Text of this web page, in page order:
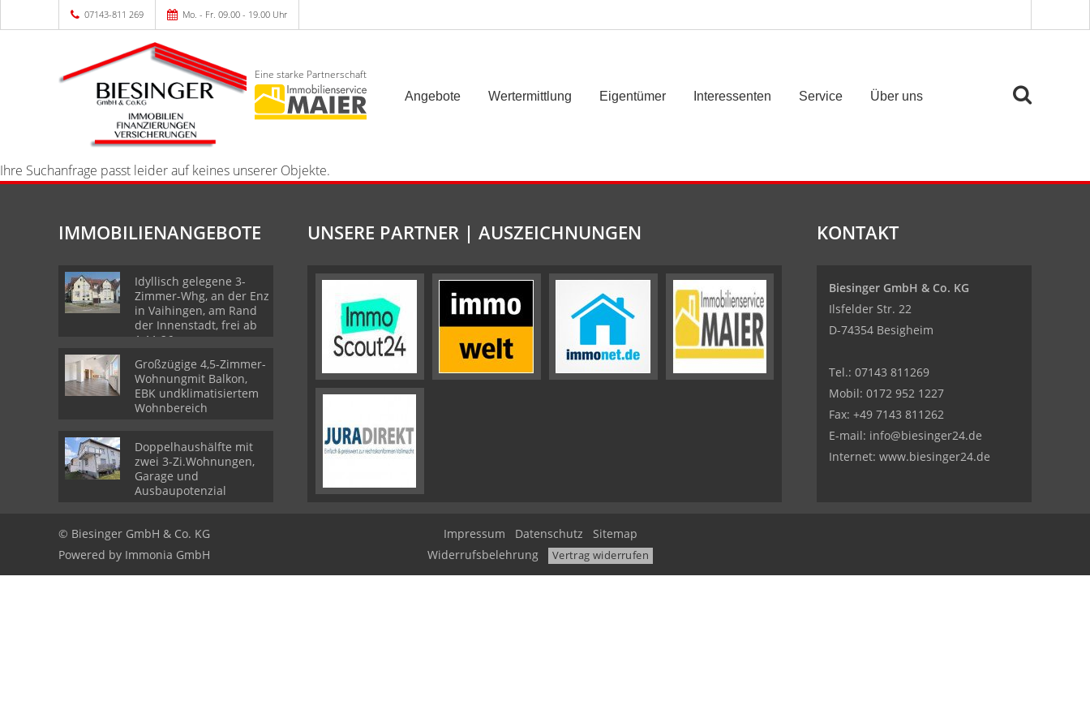
07143-811 269 Mo. - Fr. 09.00 - 19.00 Uhr
Eine starke Partnerschaft
Angebote
Wertermittlung Eigentümer Interessenten Service Über uns
Ihre Suchanfrage passt leider auf keines unserer Objekte.
IMMOBILIENANGEBOTE
Idyllisch gelegene 3-
Zimmer-Whg, an der Enz
in Vaihingen, am Rand
der Innenstadt, frei ab
1.11.26
Großzügige 4,5-Zimmer-
Wohnungmit Balkon,
EBK undklimatisiertem
Wohnbereich
Doppelhaushälfte mit
zwei 3-Zi.Wohnungen,
Garage und
Ausbaupotenzial
UNSERE PARTNER | AUSZEICHNUNGEN KONTAKT
Biesinger GmbH & Co. KG
Ilsfelder Str. 22
D-74354 Besigheim
Tel.: 07143 811269
Mobil: 0172 952 1227
Fax: +49 7143 811262
E-mail: info@biesinger24.de
Internet: www.biesinger24.de
© Biesinger GmbH & Co. KG
Powered by Immonia GmbH
Impressum Datenschutz
Sitemap
Widerrufsbelehrung
Vertrag widerrufen